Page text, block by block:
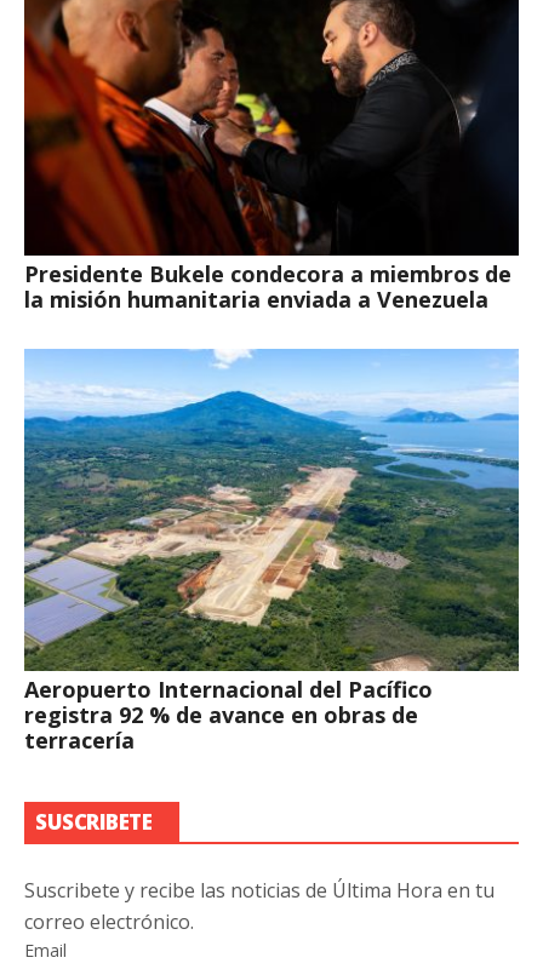
Presidente Bukele condecora a miembros de
la misión humanitaria enviada a Venezuela
Aeropuerto Internacional del Pacífico
registra 92 % de avance en obras de
terracería
SUSCRIBETE
Suscribete y recibe las noticias de Última Hora en tu
correo electrónico.
Email